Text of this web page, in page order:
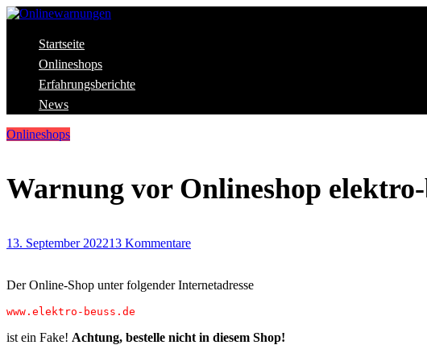
Skip
content
Onlinewarnungen
Aktuelle Warnungen vor Gefahren im Internet
Startseite
Onlineshops
Erfahrungsberichte
News
Onlineshops
Warnung vor Onlineshop elektro-
13. September 202213 Kommentare
Der Online-Shop unter folgender Internetadresse
www.elektro-beuss.de
ist ein Fake! Achtung, bestelle nicht in diesem Shop!